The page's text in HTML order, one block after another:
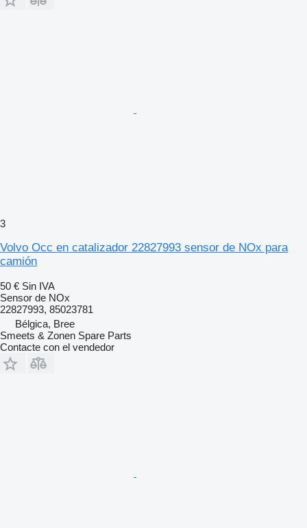
3
Volvo Occ en catalizador 22827993 sensor de NOx para
camión
50 € Sin IVA
Sensor de NOx
22827993, 85023781
Bélgica, Bree
Smeets & Zonen Spare Parts
Contacte con el vendedor